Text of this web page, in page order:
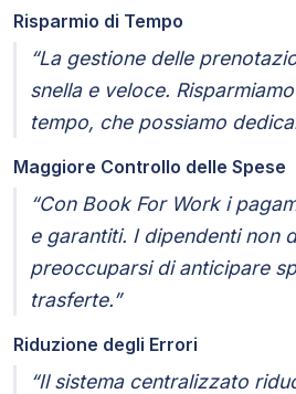
Risparmio di Tempo
“La gestione delle
snella e veloce.
tempo, che possiamo
Maggiore Controllo delle Spese
“Con Book For Work i
e garantiti. I dipendenti non
preoccuparsi di anticipare
trasferte.”
Riduzione degli Errori
“Il sistema centralizzato